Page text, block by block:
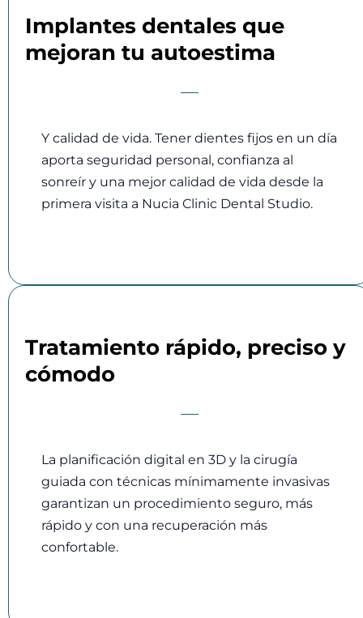
Implantes dentales que
mejoran tu autoestima
Y calidad de vida. Tener dientes fijos en un día
aporta seguridad personal, confianza al
sonreír y una mejor calidad de vida desde la
primera visita a Nucia Clinic Dental Studio.
Tratamiento rápido, preciso y
cómodo
La planificación digital en 3D y la cirugía
guiada con técnicas mínimamente invasivas
garantizan un procedimiento seguro, más
rápido y con una recuperación más
confortable.